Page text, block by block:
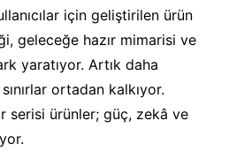
için geliştirilen ürün
geleceğe hazır mimarisi ve
yaratıyor. Artık daha
ortadan kalkıyor.
serisi ürünler; güç, zekâ ve